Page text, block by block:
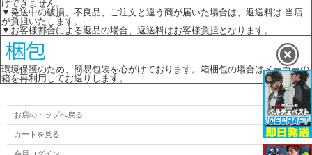
けできません。
▼発送中の破損、不良品、ご注文と違う商が届いた場合は、返送料は 当店
が負担いたします。
▼お客様都合による返品の場合、返送料はお客様負担となります。
環境保護のため、簡易包装を心がけております。箱梱包の場合はメーカーの
箱を再利用してお送りします。
お店のトップへ戻る
カートを見る